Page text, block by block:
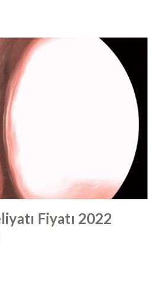
steroidler ile karıştırmayın!
dünyasında steroid
çok spesifik bir steroid türünden
kelimesi, vücut geliştiricilerinde
kullanılan bir hormondur ve
oluşturmak için kullanılan, anabolik
bir steroid tipini ifade eder.
sonrasında " buru...
Fiyatı 2022